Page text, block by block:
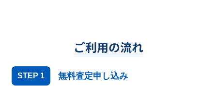
ご利用の流れ
STEP 1 無料査定申し込み